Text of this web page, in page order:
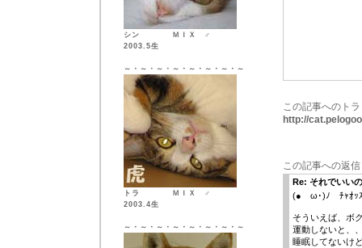
シン ＭＩＸ ♂
2003.5生
～・～・～・～・～・～・～・～
トラ ＭＩＸ ♂
2003.4生
～・～・～・～・～・～・～・～
この記事へのト
http://
この記事への返信
Re: それでいい
(●ゝω･)ﾉ ﾁｬｵｯ
そういえば、ボ
運動しないと、
睡眠してないけ